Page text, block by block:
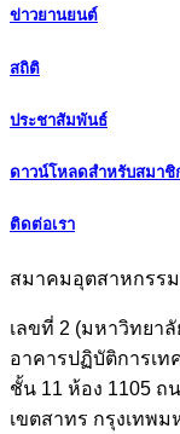
ข่าวยานยนต์
สถิติ
ประชาสัมพันธ์
ดาวน์โหลดสำหรับสมาชิ
ติดต่อเรา
สมาคมอุตสาหกรร
เลขที่ 2 (มหาวิทยา
อาคารปฏิบัติการเท
ชั้น 11 ห้อง 1105 ถ
เขตสาทร กรุงเทพม